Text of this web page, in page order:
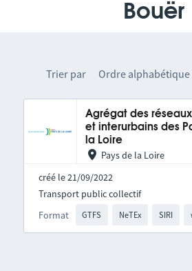
Bouër
Trier par Ordre alphabétique
Agrégat des
et interurbains des
la Loire
Pays de la Loire
créé le 21/09/2022
Format GTFS NeTEx SIRI
Transport public collectif